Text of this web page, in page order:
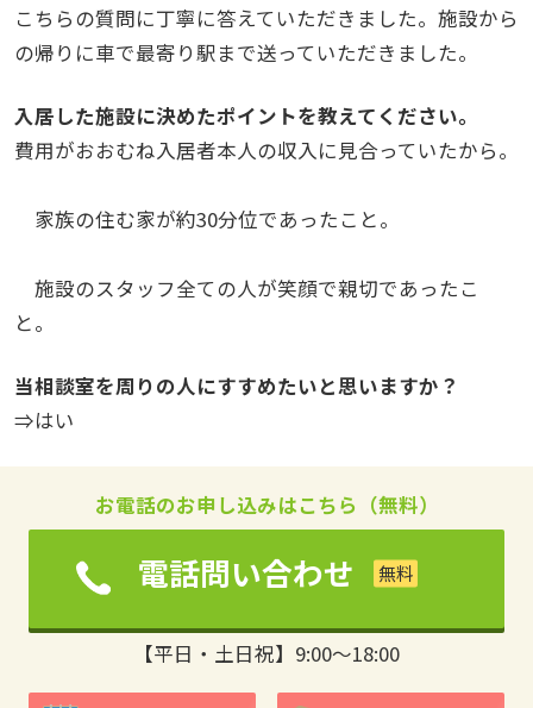
こちらの質問に丁寧に答えていただきました。施設から
の帰りに車で最寄り駅まで送っていただきました。
入居した施設に決めたポイントを教えてください。
費用がおおむね入居者本人の収入に見合っていたから。
家族の住む家が約30分位であったこと。
施設のスタッフ全ての人が笑顔で親切であったこ
と。
当相談室を周りの人にすすめたいと思いますか？
⇒はい
お電話のお申し込みはこちら（無料）
電話問い合わせ
【平日・土日祝】9:00～18:00